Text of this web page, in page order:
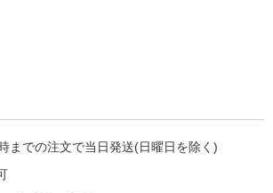
までの注文で当日発送(日曜日を除く)